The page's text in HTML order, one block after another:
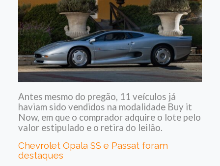
Antes mesmo do pregão, 11 veículos já
haviam sido vendidos na modalidade Buy it
Now, em que o comprador adquire o lote pelo
valor estipulado e o retira do leilão.
Chevrolet Opala SS e Passat foram
destaques